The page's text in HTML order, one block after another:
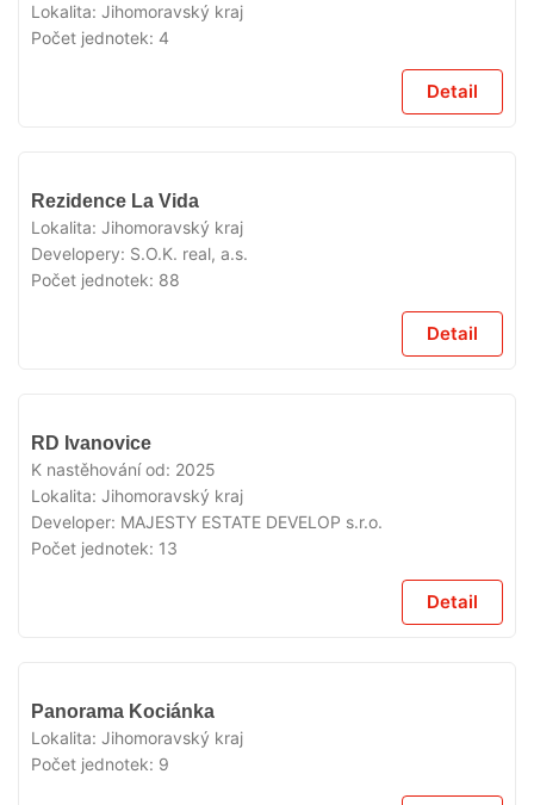
Lokalita: Jihomoravský kraj
Počet jednotek: 4
Detail
Rezidence La Vida
Lokalita: Jihomoravský kraj
Developery: S.O.K. real, a.s.
Počet jednotek: 88
Detail
RD Ivanovice
K nastěhování od: 2025
Lokalita: Jihomoravský kraj
Developer: MAJESTY ESTATE DEVELOP s.r.o.
Počet jednotek: 13
Detail
Panorama Kociánka
Lokalita: Jihomoravský kraj
Počet jednotek: 9